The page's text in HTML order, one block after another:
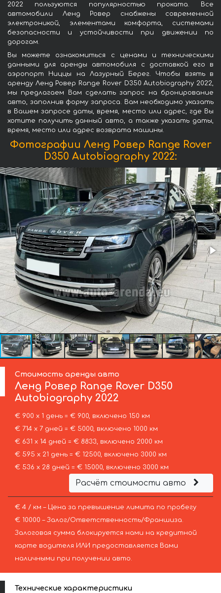
2022 пользуются популярностью проката. Все
автомобили Ленд Ровер снабжены современной
электроникой, элементами комфорта, системами
безопасности и устойчивости при движении по
дорогам.
Вы можете ознакомиться с ценами и техническими
данными для аренды автомобиля с доставкой его в
аэропорт Ниццы на Лазурный Берег. Чтобы взять в
аренду Ленд Ровер Range Rover D350 Autobiography 2022,
мы предлагаем Вам сделать запрос на бронирование
авто, заполнив форму запроса. Вам необходимо указать
в Вашем запросе даты, время, место или адрес, где Вы
хотите получить данный авто, а также указать даты,
время, место или адрес возврата машины.
Фотографии Ленд Ровер Range Rover
D350 Autobiography 2022:
Стоимость аренды авто
Ленд Ровер Range Rover D350
Autobiography 2022
€ 900 х 1 день = € 900, включено 150 км
€ 714 х 7 дней = € 5000, включено 1000 км
€ 631 х 14 дней = € 8833, включено 2000 км
€ 595 х 21 день = € 12500, включено 3000 км
€ 536 х 28 дней = € 15000, включено 3000 км
Расчёт стоимости авто
€ 4 / км – Цена за превышение лимита по пробегу
€ 10000 – Залог/Ответственность/Франшиза.
Залоговая сумма блокируется нами на кредитной
карте водителя ИЛИ предоставляется Вами
наличными при получении авто.
Технические характеристики